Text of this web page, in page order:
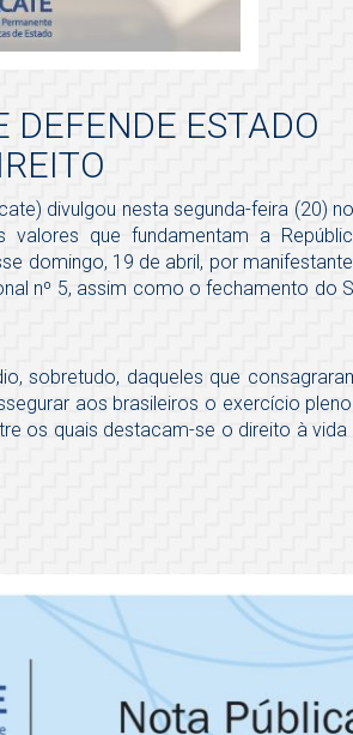
DEFENDE ESTADO
divulgou nesta segunda-feira (20)
que fundamentam a
domingo, 19 de abril, por
nº 5, assim como o fechamento do
sobretudo, daqueles que
aos brasileiros o exercício
os quais destacam-se o direito à vida